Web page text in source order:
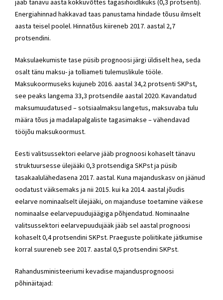
jääb tänavu aasta kokkuvõttes tagasihoidlikuks (0,3 protsenti).
Energiahinnad hakkavad taas panustama hindade tõusu ilmselt
aasta teisel poolel. Hinnatõus kiireneb 2017. aastal 2,7
protsendini.
Maksulaekumiste tase püsib prognoosi järgi üldiselt hea, seda
osalt tänu maksu- ja tolliameti tulemuslikule tööle.
Maksukoormuseks kujuneb 2016. aastal 34,2 protsenti SKPst,
see peaks langema 33,3 protsendile aastal 2020. Kavandatud
maksumuudatused – sotsiaalmaksu langetus, maksuvaba tulu
määra tõus ja madalapalgaliste tagasimakse – vähendavad
tööjõu maksukoormust.
Eesti valitsussektori eelarve jääb prognoosi kohaselt tänavu
struktuursesse ülejääki 0,3 protsendiga SKPst ja püsib
tasakaalulähedasena 2017. aastal. Kuna majanduskasv on jäänud
oodatust väiksemaks ja nii 2015. kui ka 2014. aastal jõudis
eelarve nominaalselt ülejääki, on majanduse toetamine väikese
nominaalse eelarvepuudujäägiga põhjendatud. Nominaalne
valitsussektori eelarvepuudujääk jääb sel aastal prognoosi
kohaselt 0,4 protsendini SKPst. Praeguste poliitikate jätkumise
korral suureneb see 2017. aastal 0,5 protsendini SKPst.
Rahandusministeeriumi kevadise majandusprognoosi
põhinäitajad: